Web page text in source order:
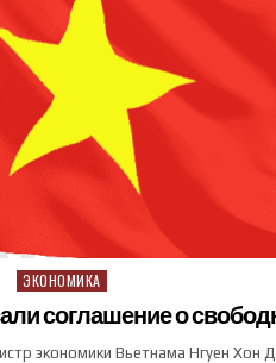
Posted in
ЭКОНОМИКА
соглашение о
экономики Вьетнама Нгуен Хон